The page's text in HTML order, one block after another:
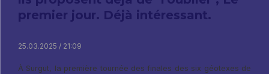
premier jour. Déjà intéressant.
25.03.2025 / 21:09
À Surgut, la première tournée des finales des six géotexes de